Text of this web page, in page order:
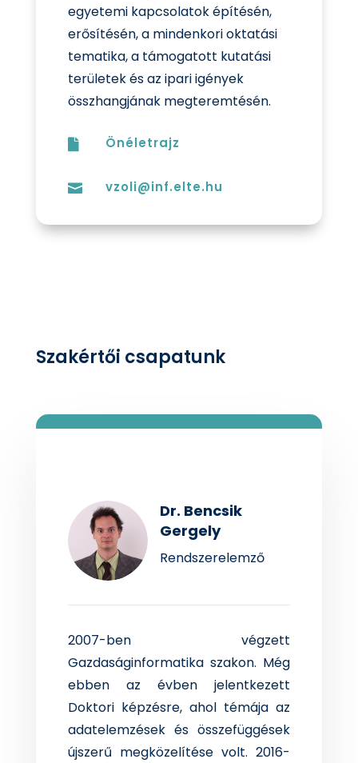
egyetemi kapcsolatok építésén,
erősítésén, a mindenkori oktatási
tematika, a támogatott kutatási
területek és az ipari igények
összhangjának megteremtésén.
 Önéletrajz
 vzoli@inf.elte.hu
Szakértői csapatunk
Dr. Bencsik
Gergely
Rendszerelemző
2007-ben végzett
Gazdaságinformatika szakon. Még
ebben az évben jelentkezett
Doktori képzésre, ahol témája az
adatelemzések és összefüggések
újszerű megközelítése volt. 2016-